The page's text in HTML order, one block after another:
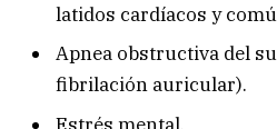
latidos cardíacos y
Apnea obstructiva del
fibrilación auricular).